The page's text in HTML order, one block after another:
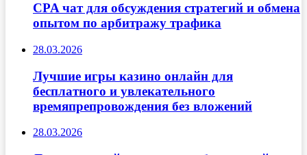
CPA чат для обсуждения стратегий и обмена
опытом по арбитражу трафика
28.03.2026
Лучшие игры казино онлайн для
бесплатного и увлекательного
времяпрепровождения без вложений
28.03.2026